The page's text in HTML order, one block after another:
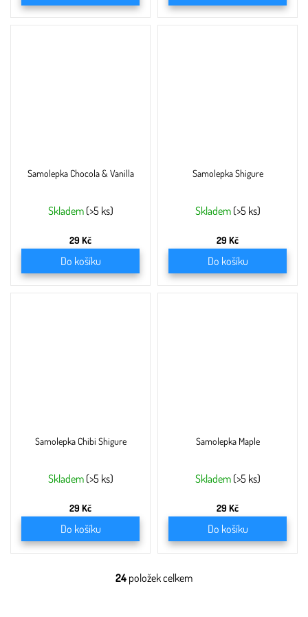
Samolepka Chocola & Vanilla
Skladem (>5 ks)
29 Kč
Do košíku
Samolepka Shigure
Skladem (>5 ks)
29 Kč
Do košíku
Samolepka Chibi Shigure
Skladem (>5 ks)
29 Kč
Do košíku
Samolepka Maple
Skladem (>5 ks)
29 Kč
Do košíku
O
24 položek celkem